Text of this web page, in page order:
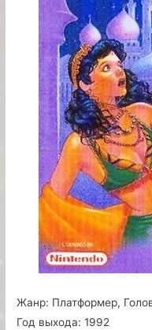
Жанр: Платформер,
Год выхода: 1992